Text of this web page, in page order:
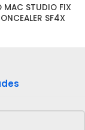
MAC STUDIO FIX
SF4X